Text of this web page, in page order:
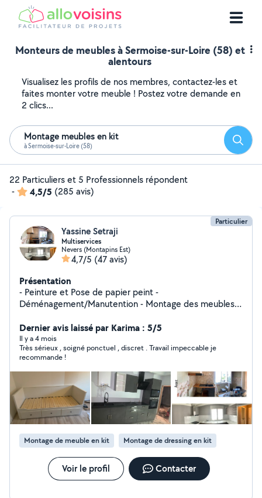
Monteurs de meubles à Sermoise-sur-Loire (58) et
alentours
Visualisez les profils de nos membres, contactez-les et
faites monter votre meuble ! Postez votre demande en
2 clics...
Montage meubles en kit
à Sermoise-sur-Loire (58)
22 Particuliers et 5 Professionnels répondent
-
4,5/5 (285 avis)
Particulier
Yassine Setraji
Multiservices
Nevers (Montapins Est)
4,7/5 (47 avis)
Présentation
- Peinture et Pose de papier peint -
Déménagement/Manutention - Montage des meubles -
Paiement CESU ( Chèque emploi service universel )
Dernier avis laissé par Karima : 5/5
Il y a 4 mois
Très sérieux , soigné ponctuel , discret . Travail impeccable je
recommande !
Montage de meuble en kit Montage de dressing en kit
Voir le profil Contacter